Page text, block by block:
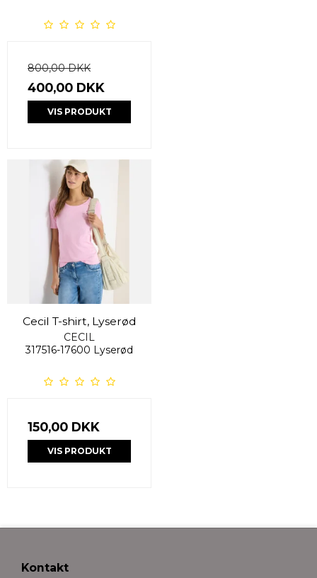
800,00 DKK
400,00 DKK
VIS PRODUKT
Cecil T-shirt, Lyserød
CECIL
317516-17600 Lyserød
150,00 DKK
VIS PRODUKT
Kontakt